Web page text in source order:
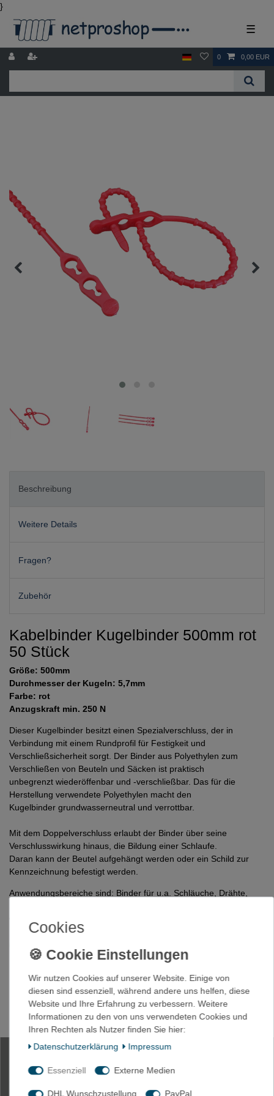
}
☰
0 0,00 EUR
Beschreibung
Weitere Details
Fragen?
Zubehör
Kabelbinder Kugelbinder 500mm rot
50 Stück
Größe: 500mm
Durchmesser der Kugeln: 5,7mm
Farbe: rot
Anzugskraft min. 250 N
Dieser Kugelbinder besitzt einen Spezialverschluss, der in
Verbindung mit einem Rundprofil für Festigkeit und
Verschließsicherheit sorgt. Der Binder aus Polyethylen zum
Verschließen von Beuteln und Säcken ist praktisch
unbegrenzt wiederöffenbar und -verschließbar. Das für die
Herstellung verwendete Polyethylen macht den
Kugelbinder grundwasserneutral und verrottbar.
Mit dem Doppelverschluss erlaubt der Binder über seine
Verschlusswirkung hinaus, die Bildung einer Schlaufe.
Daran kann der Beutel aufgehängt werden oder ein Schild zur
Kennzeichnung befestigt werden.
Anwendungsbereiche sind: Binder für u.a. Schläuche, Drähte,
50 x Kabelbinder Kugelbinder
Blitzbinder 500mm rot mit
Doppelkopf
Cookies
Wir nutzen Cookies auf unserer Website. Einige von
diesen sind essenziell, während andere uns helfen, diese
Website und Ihre Erfahrung zu verbessern. Weitere
Informationen zu den von uns verwendeten Cookies und
Ihren Rechten als Nutzer finden Sie hier:
Daten­schutz­erklärung
Impressum
Essenziell Externe Medien
DHL Wunschzustellung PayPal